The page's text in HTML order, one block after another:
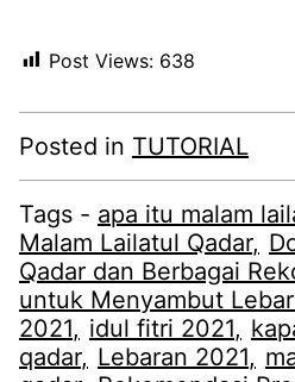
Post Views: 638
Posted in TUTORIAL
Tags - apa itu malam
Malam Lailatul Qadar
Qadar dan Berbagai
untuk Menyambut
2021
idul fitri 2021
qadar
Lebaran 2021